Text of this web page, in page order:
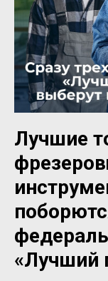
Лучшие
«Лучший